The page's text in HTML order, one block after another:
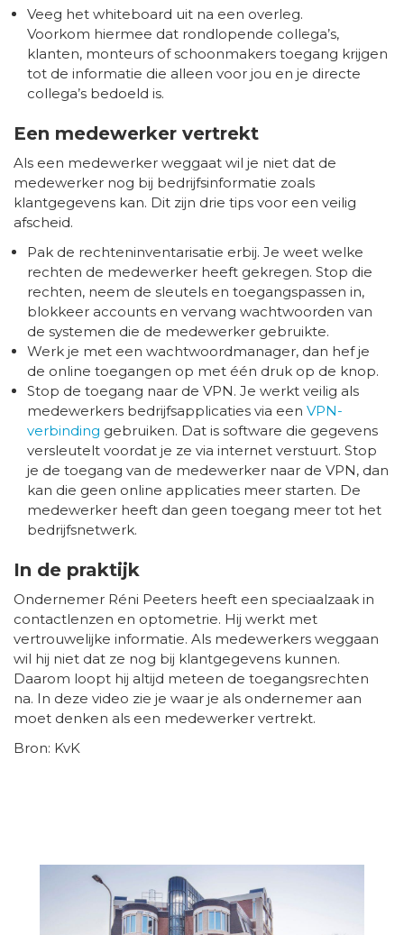
Veeg het whiteboard uit na een overleg.
Voorkom hiermee dat rondlopende collega’s,
klanten, monteurs of schoonmakers toegang krijgen
tot de informatie die alleen voor jou en je directe
collega’s bedoeld is.
Een medewerker vertrekt
Als een medewerker weggaat wil je niet dat de
medewerker nog bij bedrijfsinformatie zoals
klantgegevens kan. Dit zijn drie tips voor een veilig
afscheid.
Pak de rechteninventarisatie erbij. Je weet welke
rechten de medewerker heeft gekregen. Stop die
rechten, neem de sleutels en toegangspassen in,
blokkeer accounts en vervang wachtwoorden van
de systemen die de medewerker gebruikte.
Werk je met een wachtwoordmanager, dan hef je
de online toegangen op met één druk op de knop.
Stop de toegang naar de VPN. Je werkt veilig als
medewerkers bedrijfsapplicaties via een VPN-
verbinding gebruiken. Dat is software die gegevens
versleutelt voordat je ze via internet verstuurt. Stop
je de toegang van de medewerker naar de VPN, dan
kan die geen online applicaties meer starten. De
medewerker heeft dan geen toegang meer tot het
bedrijfsnetwerk.
In de praktijk
Ondernemer Réni Peeters heeft een speciaalzaak in
contactlenzen en optometrie. Hij werkt met
vertrouwelijke informatie. Als medewerkers weggaan
wil hij niet dat ze nog bij klantgegevens kunnen.
Daarom loopt hij altijd meteen de toegangsrechten
na. In deze video zie je waar je als ondernemer aan
moet denken als een medewerker vertrekt.
Bron: KvK